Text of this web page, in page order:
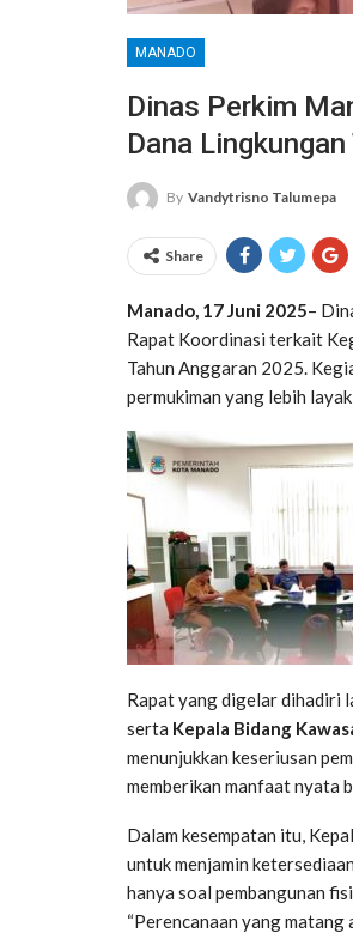
MANADO
Dinas Perkim
Dana
By Vandytrisno Talumepa
Share
Manado, 17 Juni 2025–
Rapat Koordinasi terkait
Tahun Anggaran 2025.
permukiman yang lebih
Rapat yang digelar dihadiri
serta Kepala Bidang
menunjukkan keseriusan
memberikan manfaat nyata
Dalam kesempatan itu,
untuk menjamin
hanya soal pembangunan
“Perencanaan yang